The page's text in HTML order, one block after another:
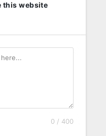
this website
0 / 400